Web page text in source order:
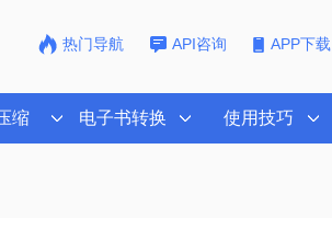
热门导航 API咨询 APP下载
缩 电子书转换 使用技巧